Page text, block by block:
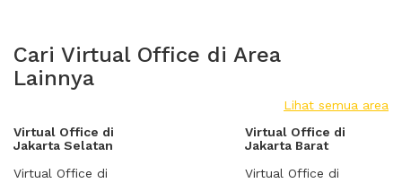
Cari Virtual Office di Area
Lainnya
Lihat semua area
Virtual Office di
Jakarta Selatan
Virtual Office di
Virtual Office di
Jakarta Barat
Virtual Office di